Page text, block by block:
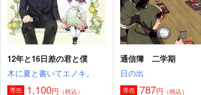
12年と16日差の君と僕
木に夏と書いてエノキ。
専売 1,100円 （税込）
通信簿 二学期
日の出
専売 787円 （税込）